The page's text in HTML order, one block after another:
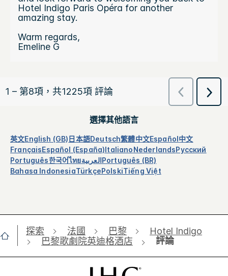
選擇其他語言
英文English (GB)日本語Deutsch繁體中文Español中文
FrançaisEspañol (España)ItalianoNederlandsРусский
Português한국어ไทยالعربيةPortuguês (BR)
Bahasa IndonesiaTürkçePolskiTiếng Việt
探索 法國 巴黎
Hotel Indigo
巴黎歌劇院英迪格酒店
評論